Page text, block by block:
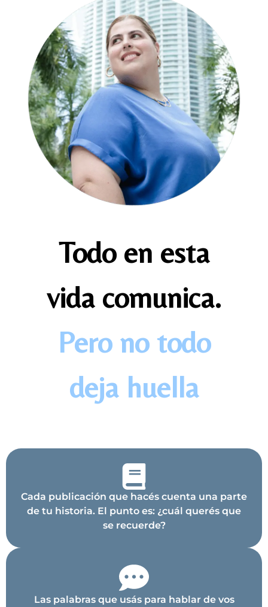
Todo en esta
vida comunica.
Pero no todo
deja huella
Cada publicación que hacés cuenta una parte
de tu historia. El punto es: ¿cuál querés que
se recuerde?
Las palabras que usás para hablar de vos